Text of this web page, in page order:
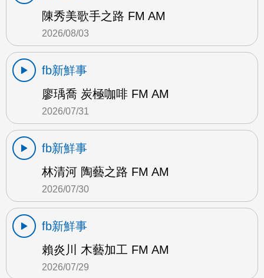
陳秀美歌手之路 FM AM
2026/08/03
fb新鮮事
廖瑀喬 炭極咖啡 FM AM
2026/07/31
fb新鮮事
林清河 陶藝之路 FM AM
2026/07/30
fb新鮮事
賴炎川 木藝加工 FM AM
2026/07/29